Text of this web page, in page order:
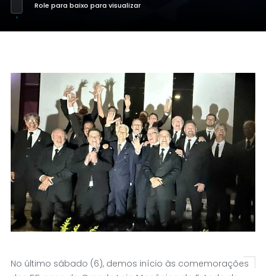
Role para baixo para visualizar
No último sábado (6), demos início às comemorações